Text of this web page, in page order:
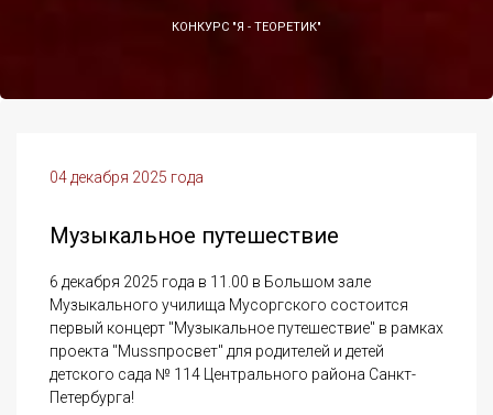
КОНКУРС "Я - ТЕОРЕТИК"
04 декабря 2025 года
Музыкальное путешествие
6 декабря 2025 года в 11.00 в Большом зале
Музыкального училища Мусоргского состоится
первый концерт "Музыкальное путешествие" в рамках
проекта "Mussпросвет" для родителей и детей
детского сада № 114 Центрального района Санкт-
Петербурга!